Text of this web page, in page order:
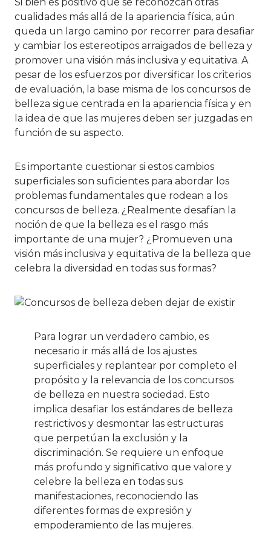
cualidades más allá de la apariencia física, aún
queda un largo camino por recorrer para desafiar
y cambiar los estereotipos arraigados de belleza y
promover una visión más inclusiva y equitativa. A
pesar de los esfuerzos por diversificar los criterios
de evaluación, la base misma de los concursos de
belleza sigue centrada en la apariencia física y en
la idea de que las mujeres deben ser juzgadas en
función de su aspecto.
Es importante cuestionar si estos cambios
superficiales son suficientes para abordar los
problemas fundamentales que rodean a los
concursos de belleza. ¿Realmente desafían la
noción de que la belleza es el rasgo más
importante de una mujer? ¿Promueven una
visión más inclusiva y equitativa de la belleza que
celebra la diversidad en todas sus formas?
Para lograr un verdadero cambio, es
necesario ir más allá de los ajustes
superficiales y replantear por completo el
propósito y la relevancia de los concursos
de belleza en nuestra sociedad. Esto
implica desafiar los estándares de belleza
restrictivos y desmontar las estructuras
que perpetúan la exclusión y la
discriminación. Se requiere un enfoque
más profundo y significativo que valore y
celebre la belleza en todas sus
manifestaciones, reconociendo las
diferentes formas de expresión y
empoderamiento de las mujeres.